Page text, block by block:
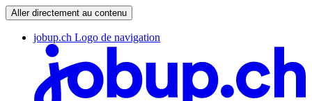
Aller directement au contenu
jobup.ch Logo de navigation